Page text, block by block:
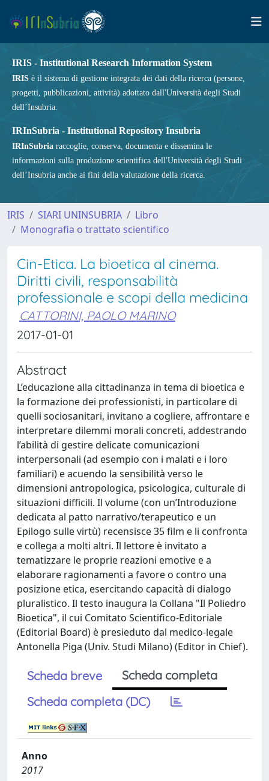
IRIS - Institutional Research Information System
IRIS è il sistema di gestione integrata dei dati della ricerca (persone,
progetti, pubblicazioni, attività) adottato dall'Università degli Studi
dell’Insubria.
IRInSubria - Institutional Repository Insubria
IRInSubria raccoglie, conserva, documenta e dissemina le
informazioni sulla produzione scientifica dell'Università degli Studi
dell’Insubria anche ai fini della valutazione della ricerca.
IRIS SIARI UNINSUBRIA
Libro
Monografia o trattato scientifico
Cin-Etica. La bioetica al cinema.
Diritti civili, responsabilità
professionale e scopi della medicina
CATTORINI, PAOLO MARINO
2017-01-01
Abstract
L’educazione alla cittadinanza in tema di bioetica e
la formazione dei professionisti, in particolare di
quelli sociosanitari, invitano a cogliere, affrontare e
interpretare dilemmi morali concreti, addestrando
l’abilità di gestire delicate comunicazioni
interpersonali (ad esempio con i malati e i loro
familiari) e acuendo la sensibilità verso le
dimensioni antropologica, psicologica, culturale di
situazioni difficili. Il volume (con un’Introduzione
dedicata al patto narrativo/terapeutico e un
Epilogo sulle virtù) recensisce 35 film e li confronta
e collega a molti altri. Il lettore è invitato a
tematizzare le proprie reazioni emotive e a
elaborare ragionamenti a favore o contro una
posizione etica, esercitando capacità di dialogo
pluralistico. Il testo inaugura la Collana "Il Poliedro
Bioetica", il cui Comitato Scientifico-Editoriale
(Editorial Board) è presieduto dal medico-legale
Antonella Piga (Univ. Studi Milano) (Editor in Chief).
Scheda breve
Scheda completa
Scheda completa (DC)
Anno
2017